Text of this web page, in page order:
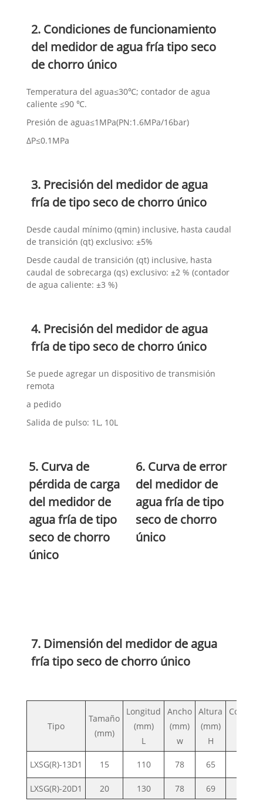
2. Condiciones de funcionamiento
del medidor de agua fría tipo seco
de chorro único
Temperatura del agua≤30℃; contador de agua
caliente ≤90 ℃.
Presión de agua≤1MPa(PN:1.6MPa/16bar)
ΔP≤0.1MPa
3. Precisión del medidor de agua
fría de tipo seco de chorro único
Desde caudal mínimo (qmin) inclusive, hasta caudal
de transición (qt) exclusivo: ±5%
Desde caudal de transición (qt) inclusive, hasta
caudal de sobrecarga (qs) exclusivo: ±2 % (contador
de agua caliente: ±3 %)
4. Precisión del medidor de agua
fría de tipo seco de chorro único
Se puede agregar un dispositivo de transmisión
remota
a pedido
Salida de pulso: 1L, 10L
5. Curva de
pérdida de carga
del medidor de
agua fría de tipo
seco de chorro
único
6. Curva de error
del medidor de
agua fría de tipo
seco de chorro
único
7. Dimensión del medidor de agua
fría tipo seco de chorro único
Tipo
Tamaño
(mm)
Longitud
(mm)
L
Ancho
(mm)
w
Altura
(mm)
H
LXSG(R)-13D1 15 110 78 65
LXSG(R)-20D1 20 130 78 69